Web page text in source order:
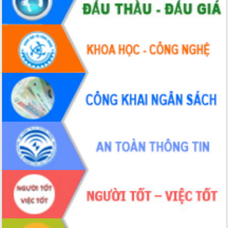
Hội thảo khoa học “Giải pháp thúc đẩy
phát triển nền kinh tế xanh tại tỉnh
Đắk Lắk”
Tăng cường giám sát, đôn đốc thực
hiện nhiệm vụ quản lý tài sản công
hàng tuần
Tháo gỡ những vướng mắc, đẩy mạnh
công tác cải cách thủ tục hành chính
tại Trung tâm Phục vụ hành chính
công tỉnh
Đắk Lắk: Tôn vinh 46 giải pháp tại Hội
thi Sáng tạo Kỹ thuật 2024 - 2025
Đắk Lắk rà soát, điều chỉnh Đề án 190
về phát triển nuôi trồng thủy sản
Phó Chủ tịch UBND tỉnh Đắk Lắk
Trương Công Thái kiểm tra thực địa
Dự án cao tốc Khánh Hòa - Buôn Ma
Thuột
Định vị cà phê Việt Nam như một “di
sản sống” trong dòng chảy toàn cầu